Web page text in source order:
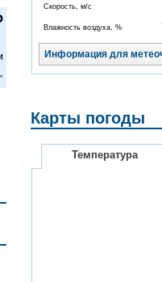
Скорость, м/с
Влажность воздуха, %
Информация для
Карты погоды
Температура